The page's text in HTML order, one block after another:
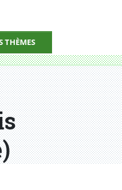
THÈMES